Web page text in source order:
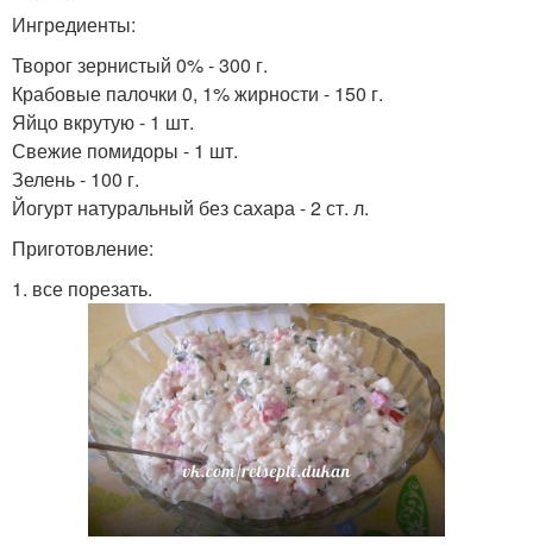
Ингредиенты:
Творог зернистый 0% - 300 г.
Крабовые палочки 0, 1% жирности - 150 г.
Яйцо вкрутую - 1 шт.
Свежие помидоры - 1 шт.
Зелень - 100 г.
Йогурт натуральный без сахара - 2 ст. л.
Приготовление:
1. все порезать.